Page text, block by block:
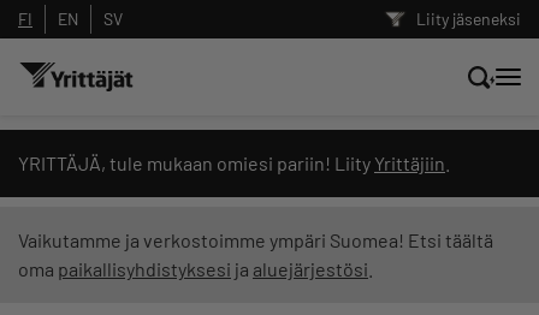
Liity jäseneksi
FI EN SV
YRITTÄJÄ, tule mukaan omiesi pariin! Liity Yrittäjiin
Vaikutamme ja verkostoimme ympäri Suomea! Etsi täältä
oma paikallisyhdistyksesi ja aluejärjestösi
Hae sivustolta tai kysy suoraan
Yrittäjien tekoälyltä